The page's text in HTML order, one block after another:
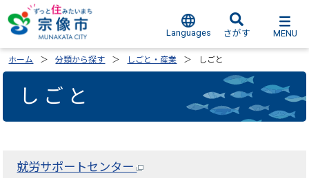
Languages さがす MENU
ホーム 分類から探す しごと・産業 しごと
しごと
就労サポートセンター